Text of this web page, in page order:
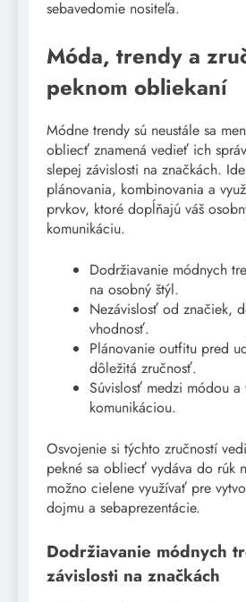
sebavedomie nositeľa.
Móda, trendy a
peknom obliekaní
Módne trendy sú neustále sa
obliecť znamená vedieť ich
slepej závislosti na značkách.
plánovania, kombinovania a
prvkov, ktoré dopĺňajú váš
komunikáciu.
Dodržiavanie módnych
na osobný štýl.
Nezávislosť od značiek,
vhodnosť.
Plánovanie outfitu pred
dôležitá zručnosť.
Súvislosť medzi módou a
komunikáciou.
Osvojenie si týchto zručností
pekné sa obliecť vydáva do rúk
možno cielene využívať pre
dojmu a sebaprezentácie.
Dodržiavanie módnych
závislosti na značkách